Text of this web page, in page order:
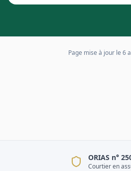
Page mise à jour le 6
ORIAS n°
Courtier en